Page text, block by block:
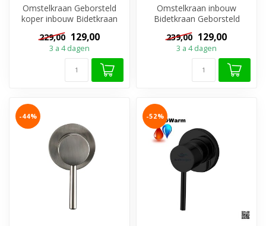
Omstelkraan Geborsteld
koper inbouw Bidetkraan
zoek naar...
229,00 129,00
3 a 4 dagen
Omstelkraan inbouw
Bidetkraan Geborsteld
Bent u op zoek ...
239,00 129,00
3 a 4 dagen
-44% -52%